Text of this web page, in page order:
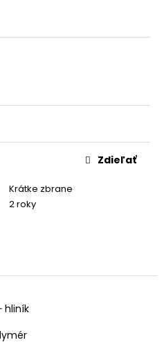
Krátke zbrane
2 roky
Zdieľať
hliník